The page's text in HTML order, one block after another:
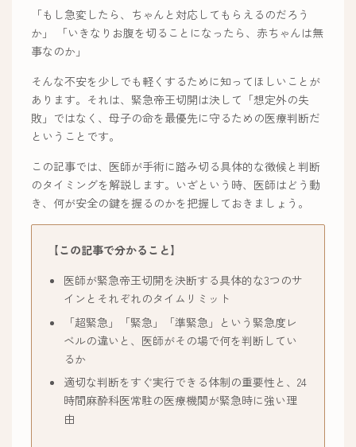
「もし急変したら、ちゃんと対応してもらえるのだろう
か」 「いきなりお腹を切ることになったら、赤ちゃんは無
事なのか」
そんな不安を少しでも軽くするために知ってほしいことが
あります。それは、緊急帝王切開は決して「想定外の失
敗」ではなく、母子の命を最優先に守るための医療判断だ
ということです。
この記事では、医師が手術に踏み切る具体的な徴候と判断
のタイミングを解説します。いざという時、医師はどう動
き、何が安全の鍵を握るのかを把握しておきましょう。
【この記事で分かること】
医師が緊急帝王切開を決断する具体的な3つのサ
インとそれぞれのタイムリミット
「超緊急」「緊急」「準緊急」という緊急度レ
ベルの違いと、医師がその場で何を判断してい
るか
適切な判断をすぐ実行できる体制の重要性と、24
時間麻酔科医常駐の医療機関が緊急時に強い理
由